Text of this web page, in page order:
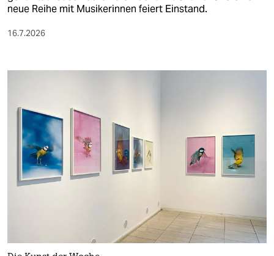
neue Reihe mit Musikerinnen feiert Einstand.
16.7.2026